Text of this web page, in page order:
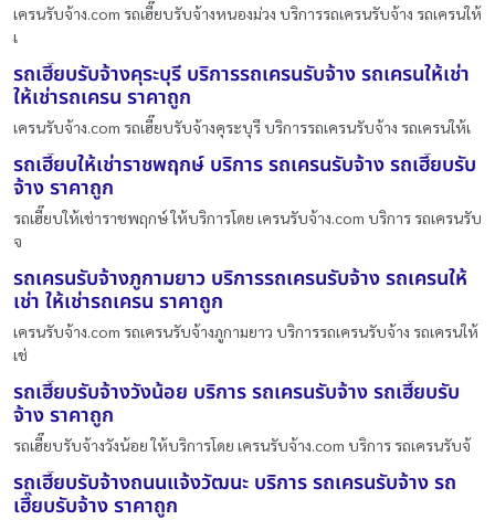
เครนรับจ้าง.com รถเฮี๊ยบรับจ้างหนองม่วง บริการรถเครนรับจ้าง รถเครนให้
เ
รถเฮี๊ยบรับจ้างคุระบุรี บริการรถเครนรับจ้าง รถเครนให้เช่า
ให้เช่ารถเครน ราคาถูก
เครนรับจ้าง.com รถเฮี๊ยบรับจ้างคุระบุรี บริการรถเครนรับจ้าง รถเครนให้เ
รถเฮี๊ยบให้เช่าราชพฤกษ์ บริการ รถเครนรับจ้าง รถเฮี๊ยบรับ
จ้าง ราคาถูก
รถเฮี๊ยบให้เช่าราชพฤกษ์ ให้บริการโดย เครนรับจ้าง.com บริการ รถเครนรับ
จ
รถเครนรับจ้างภูกามยาว บริการรถเครนรับจ้าง รถเครนให้
เช่า ให้เช่ารถเครน ราคาถูก
เครนรับจ้าง.com รถเครนรับจ้างภูกามยาว บริการรถเครนรับจ้าง รถเครนให้
เช่
รถเฮี๊ยบรับจ้างวังน้อย บริการ รถเครนรับจ้าง รถเฮี๊ยบรับ
จ้าง ราคาถูก
รถเฮี๊ยบรับจ้างวังน้อย ให้บริการโดย เครนรับจ้าง.com บริการ รถเครนรับจ้
รถเฮี๊ยบรับจ้างถนนแจ้งวัฒนะ บริการ รถเครนรับจ้าง รถ
เฮี๊ยบรับจ้าง ราคาถูก